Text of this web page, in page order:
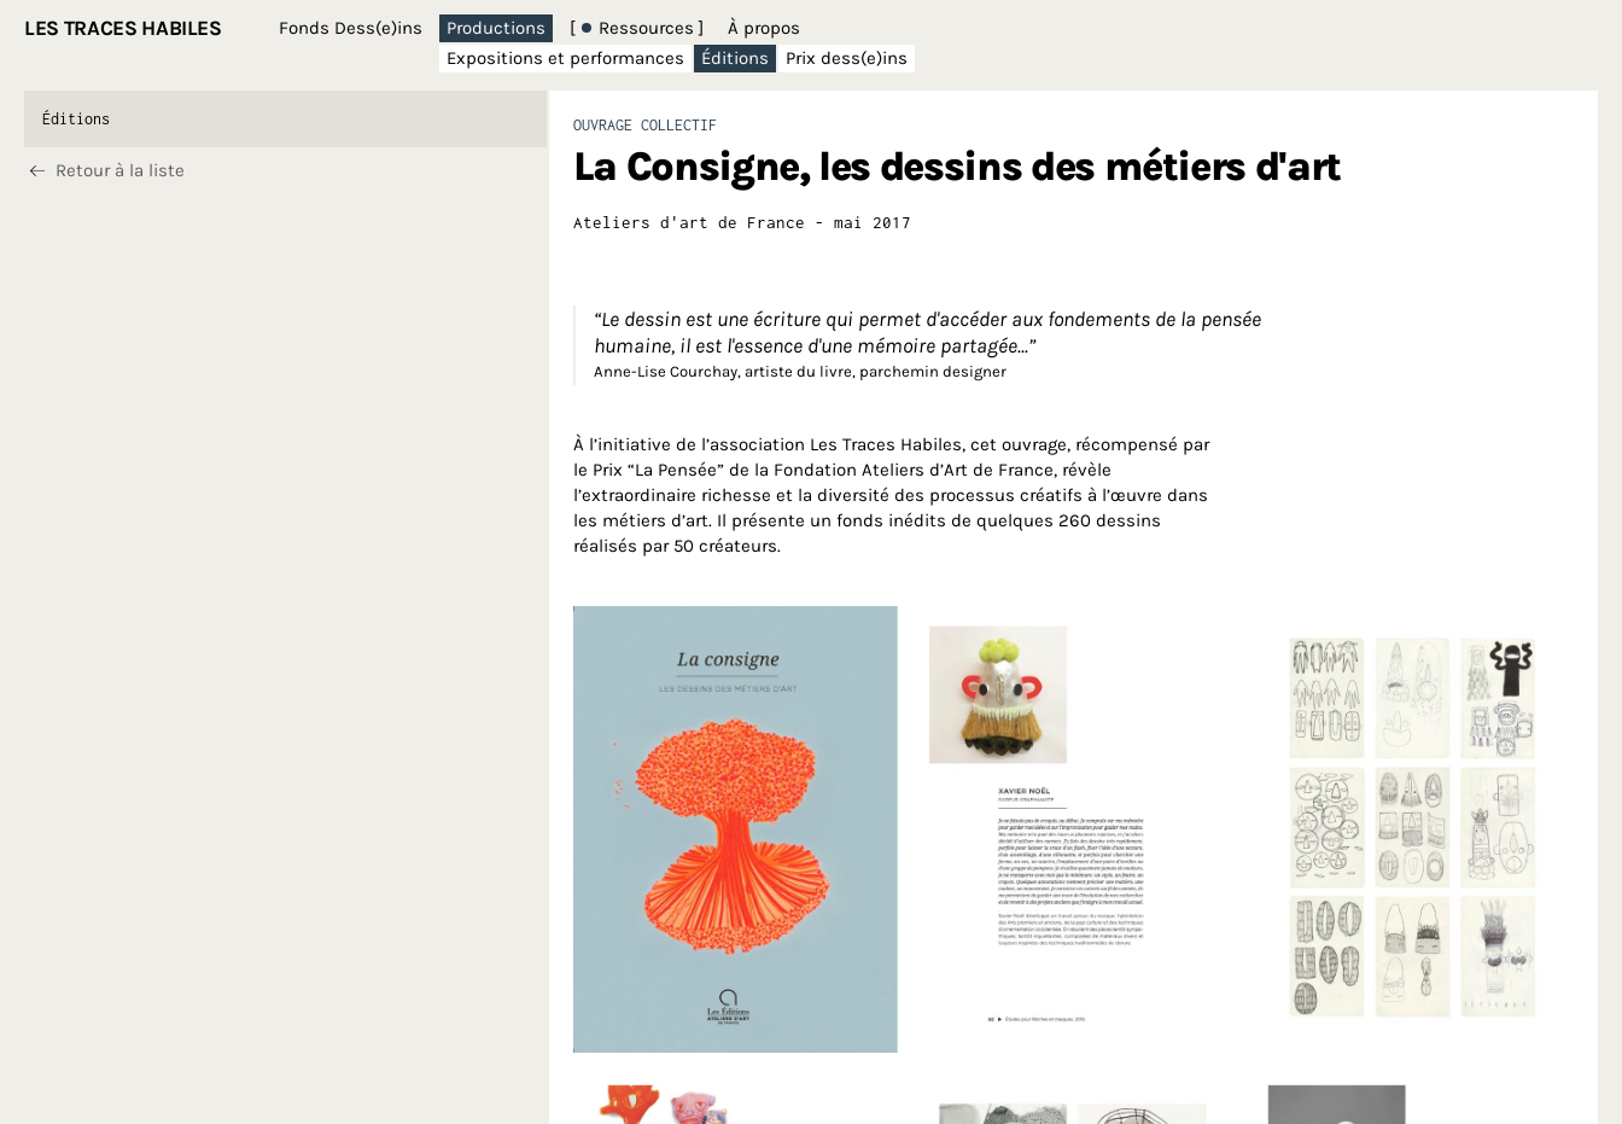
LES TRACES HABILES Fonds Dess(e)ins
Productions
Expositions et performances
Éditions Prix dess(e)ins
[ Ressources ] À propos
Éditions
Retour à la liste
OUVRAGE COLLECTIF
La Consigne, les dessins des métiers d'art
Ateliers d'art de France - mai 2017
“Le dessin est une écriture qui permet d'accéder aux fondements de la pensée
humaine, il est l'essence d'une mémoire partagée...”
Anne-Lise Courchay, artiste du livre, parchemin designer
À l’initiative de l’association Les Traces Habiles, cet ouvrage, récompensé par
le Prix “La Pensée” de la Fondation Ateliers d’Art de France, révèle
l’extraordinaire richesse et la diversité des processus créatifs à l’œuvre dans
les métiers d’art. Il présente un fonds inédits de quelques 260 dessins
réalisés par 50 créateurs.